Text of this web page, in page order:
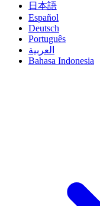
日本語
Español
Deutsch
Português
العربية
Bahasa Indonesia